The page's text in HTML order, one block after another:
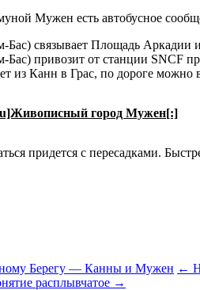
Мужен есть автобусное
Бас) связывает Площадь Аркадии
привозит от станции SNCF
из Канн в Грас, по дороге
город Мужен[:]
придется с пересадками.
←
расплывчатое →